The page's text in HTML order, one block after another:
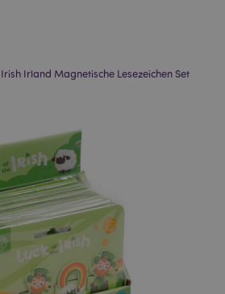
Irland Magnetische Lesezeichen Set